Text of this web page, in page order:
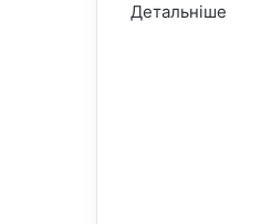
Детальніше